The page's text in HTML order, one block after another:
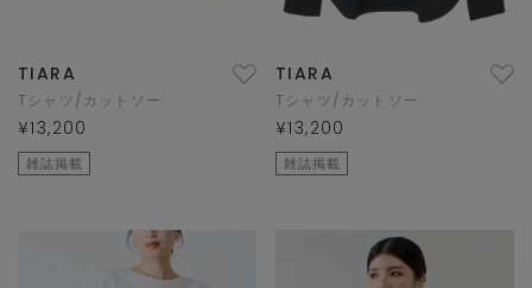
TIARA
Tシャツ/カットソー
¥13,200
雑誌掲載
TIARA
Tシャツ/カットソー
¥13,200
雑誌掲載